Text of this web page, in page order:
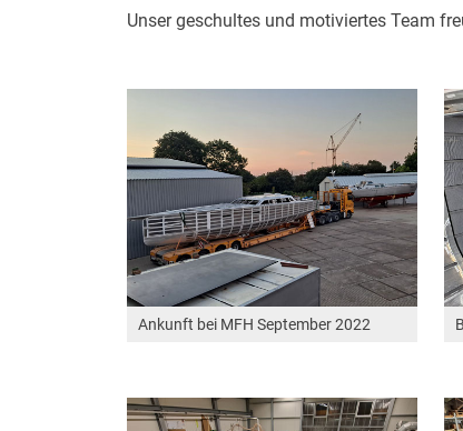
Unser geschultes und motiviertes Team
Ankunft bei MFH September 2022